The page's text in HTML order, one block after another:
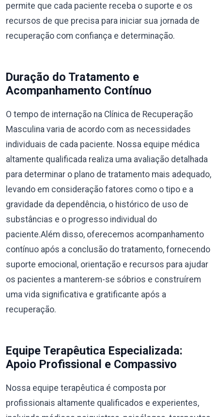
permite que cada paciente receba o suporte e os
recursos de que precisa para iniciar sua jornada de
recuperação com confiança e determinação.
Duração do Tratamento e
Acompanhamento Contínuo
O tempo de internação na Clínica de Recuperação
Masculina varia de acordo com as necessidades
individuais de cada paciente. Nossa equipe médica
altamente qualificada realiza uma avaliação detalhada
para determinar o plano de tratamento mais adequado,
levando em consideração fatores como o tipo e a
gravidade da dependência, o histórico de uso de
substâncias e o progresso individual do
paciente.Além disso, oferecemos acompanhamento
contínuo após a conclusão do tratamento, fornecendo
suporte emocional, orientação e recursos para ajudar
os pacientes a manterem-se sóbrios e construírem
uma vida significativa e gratificante após a
recuperação.
Equipe Terapêutica Especializada:
Apoio Profissional e Compassivo
Nossa equipe terapêutica é composta por
profissionais altamente qualificados e experientes,